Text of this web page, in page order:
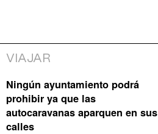
VIAJAR
Ningún ayuntamiento podrá
prohibir ya que las
autocaravanas aparquen en sus
calles